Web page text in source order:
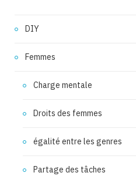
DIY
Femmes
Charge mentale
Droits des femmes
égalité entre les genres
Partage des tâches